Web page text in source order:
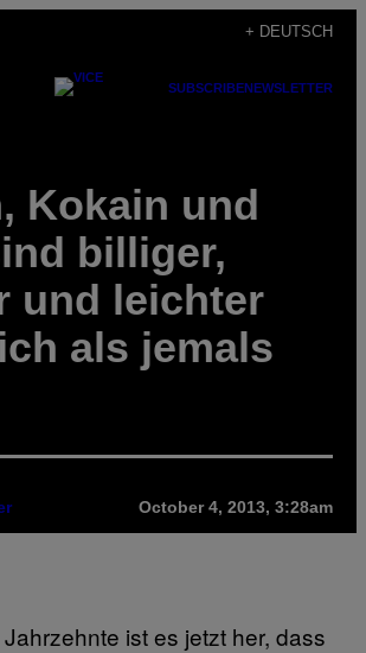
+ DEUTSCH
SUBSCRIBENEWSLETTER
Kokain und
billiger,
und leichter
als jemals
October 4, 2013, 3:28am
ist es jetzt her, dass